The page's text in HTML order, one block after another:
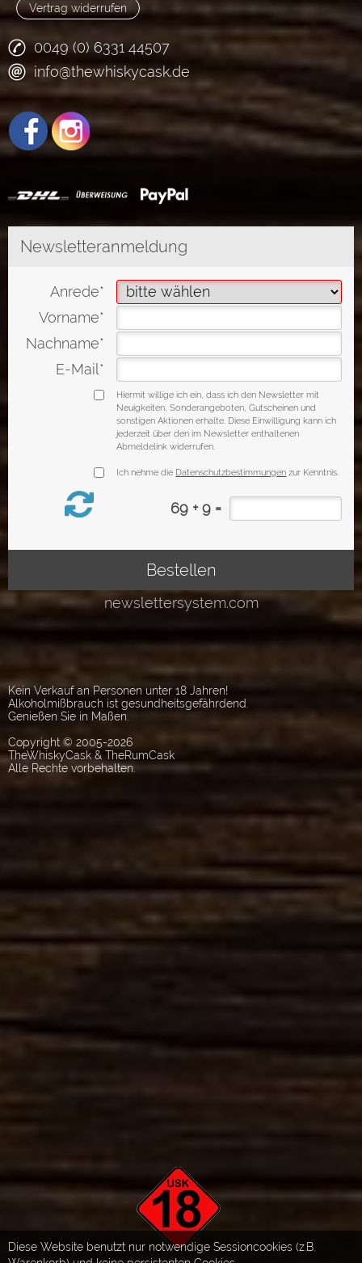
Diese Website benutzt nur notwendige Sessioncookies (z.B.
Vertrag widerrufen
0049 (0) 6331 44507
info@thewhiskycask.de
Kein Verkauf an Personen unter 18 Jahren!
Alkoholmißbrauch ist gesundheitsgefährdend.
Genießen Sie in Maßen.
Copyright © 2005-2026
TheWhiskyCask & TheRumCask
Alle Rechte vorbehalten.